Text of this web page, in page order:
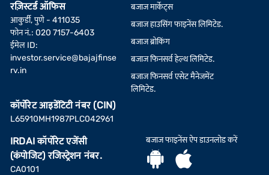
रज़िस्टर्ड ऑफिस
आकुर्डी, पुणे - 411035
फोन नं.: 020 7157-6403
ईमेल ID:
investor.service@bajajfinse
rv.in
कॉर्पोरेट आइडेंटिटी नंबर (CIN)
L65910MH1987PLC042961
IRDAI कॉर्पोरेट एजेंसी
(कंपोजिट) रजिस्ट्रेशन नंबर.
CA0101
बजाज मार्केट्स
बजाज हाउसिंग फाइनेंस लिमिटेड.
बजाज ब्रोकिंग
बजाज फिनसर्व हेल्थ लिमिटेड.
बजाज फिनसर्व एसेट मैनेजमेंट
लिमिटेड.
बजाज फाइनेंस ऐप डाउनलोड करें